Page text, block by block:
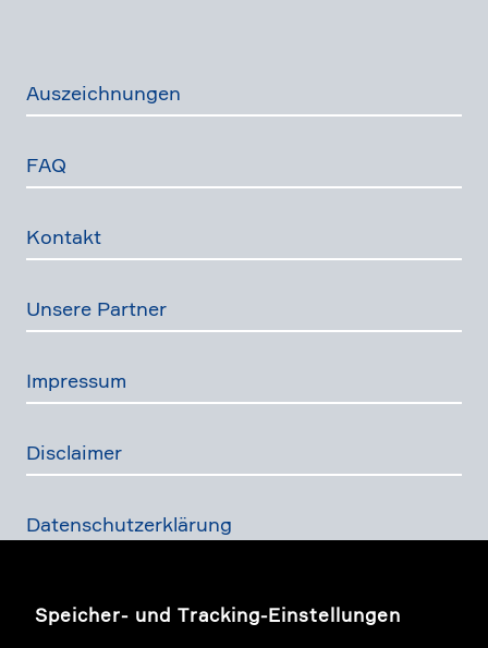
Speicher- und Tracking-Einstellungen
Auszeich­nungen
FAQ
Kontakt
Unsere Partner
Impressum
Disclaimer
Daten­schutz­er­klä­rung